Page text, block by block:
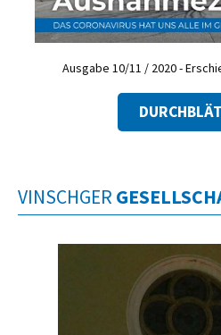
Ausgabe 10/11 / 2020 -
VINSCHGER